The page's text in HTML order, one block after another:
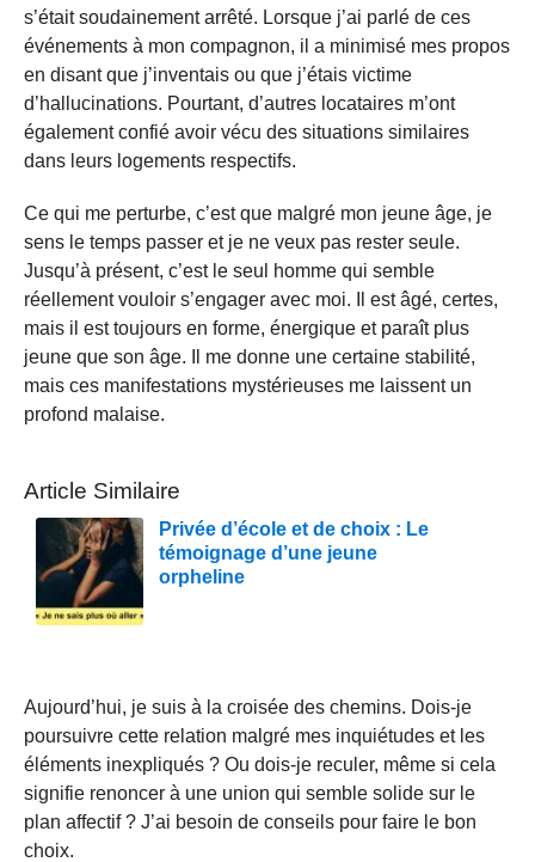
s’était soudainement arrêté. Lorsque j’ai parlé de ces
événements à mon compagnon, il a minimisé mes propos
en disant que j’inventais ou que j’étais victime
d’hallucinations. Pourtant, d’autres locataires m’ont
également confié avoir vécu des situations similaires
dans leurs logements respectifs.
Ce qui me perturbe, c’est que malgré mon jeune âge, je
sens le temps passer et je ne veux pas rester seule.
Jusqu’à présent, c’est le seul homme qui semble
réellement vouloir s’engager avec moi. Il est âgé, certes,
mais il est toujours en forme, énergique et paraît plus
jeune que son âge. Il me donne une certaine stabilité,
mais ces manifestations mystérieuses me laissent un
profond malaise.
Article Similaire
Privée d’école et de choix : Le
témoignage d’une jeune
orpheline
Aujourd’hui, je suis à la croisée des chemins. Dois-je
poursuivre cette relation malgré mes inquiétudes et les
éléments inexpliqués ? Ou dois-je reculer, même si cela
signifie renoncer à une union qui semble solide sur le
plan affectif ? J’ai besoin de conseils pour faire le bon
choix.